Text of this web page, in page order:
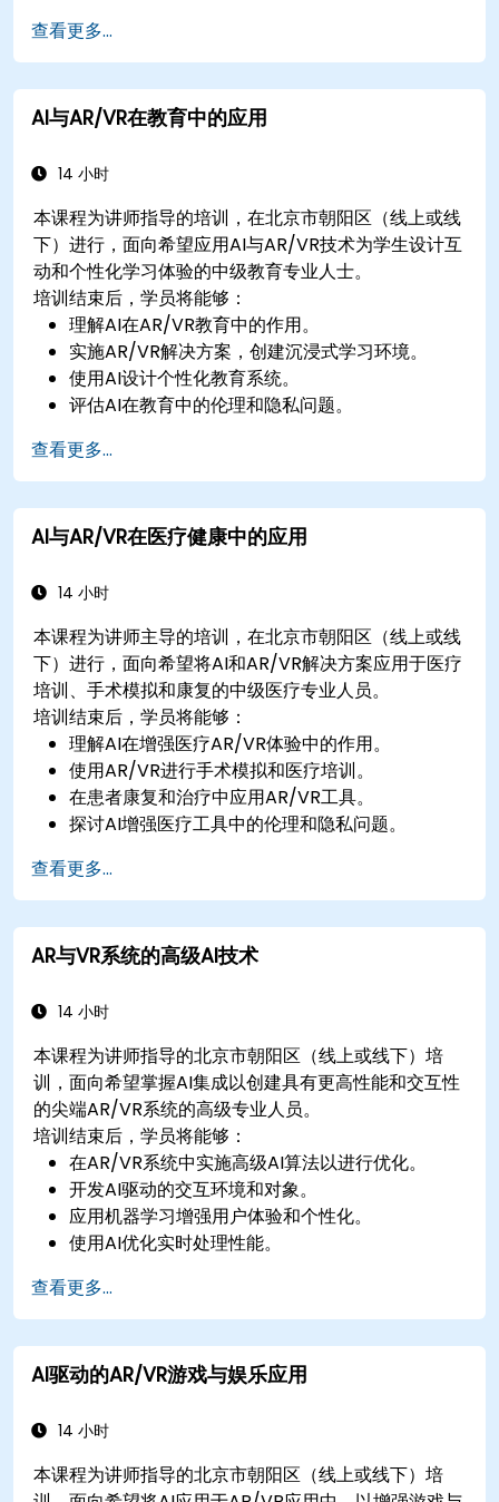
查看更多...
AI与AR/VR在教育中的应用
14 小时
本课程为讲师指导的培训，在北京市朝阳区（线上或线
下）进行，面向希望应用AI与AR/VR技术为学生设计互
动和个性化学习体验的中级教育专业人士。
培训结束后，学员将能够：
理解AI在AR/VR教育中的作用。
实施AR/VR解决方案，创建沉浸式学习环境。
使用AI设计个性化教育系统。
评估AI在教育中的伦理和隐私问题。
查看更多...
AI与AR/VR在医疗健康中的应用
14 小时
本课程为讲师主导的培训，在北京市朝阳区（线上或线
下）进行，面向希望将AI和AR/VR解决方案应用于医疗
培训、手术模拟和康复的中级医疗专业人员。
培训结束后，学员将能够：
理解AI在增强医疗AR/VR体验中的作用。
使用AR/VR进行手术模拟和医疗培训。
在患者康复和治疗中应用AR/VR工具。
探讨AI增强医疗工具中的伦理和隐私问题。
查看更多...
AR与VR系统的高级AI技术
14 小时
本课程为讲师指导的北京市朝阳区（线上或线下）培
训，面向希望掌握AI集成以创建具有更高性能和交互性
的尖端AR/VR系统的高级专业人员。
培训结束后，学员将能够：
在AR/VR系统中实施高级AI算法以进行优化。
开发AI驱动的交互环境和对象。
应用机器学习增强用户体验和个性化。
使用AI优化实时处理性能。
查看更多...
AI驱动的AR/VR游戏与娱乐应用
14 小时
本课程为讲师指导的北京市朝阳区（线上或线下）培